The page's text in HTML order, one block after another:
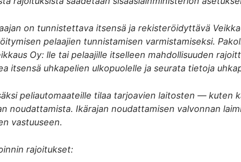
on tunnistettava itsensä ja rekisteröidyttävä
pelaajien tunnistamisen varmistamiseksi.
Oy: lle tai pelaajille itselleen mahdollisuuden
itsensä uhkapelien ulkopuolelle ja seurata tietoja
peliautomaateille tilaa tarjoavien laitosten — kuten
noudattamista. Ikärajan noudattamisen valvonnan
vastuuseen.
rajoitukset: